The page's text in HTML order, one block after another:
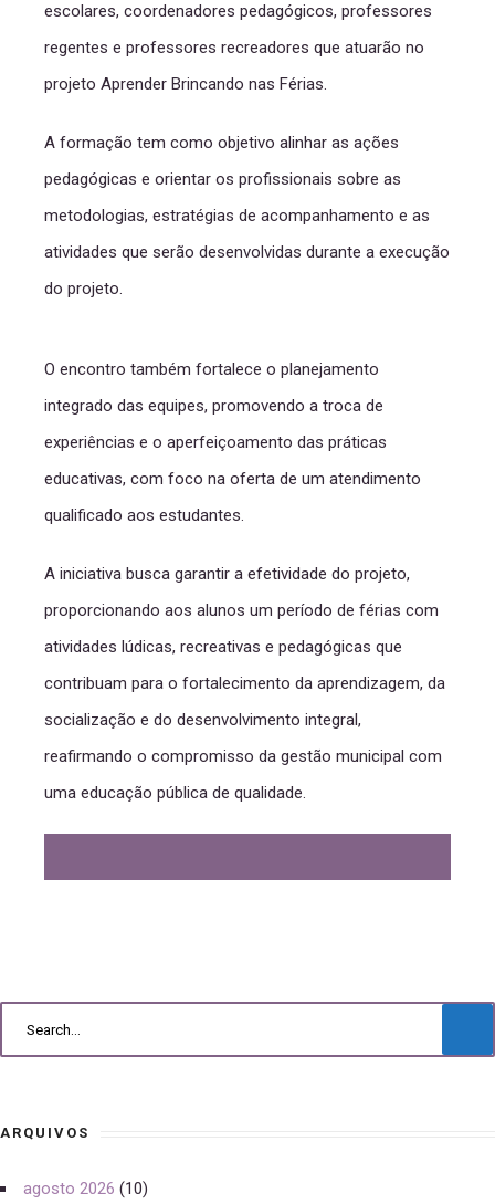
escolares, coordenadores pedagógicos, professores
regentes e professores recreadores que atuarão no
projeto Aprender Brincando nas Férias.
A formação tem como objetivo alinhar as ações
pedagógicas e orientar os profissionais sobre as
metodologias, estratégias de acompanhamento e as
atividades que serão desenvolvidas durante a execução
do projeto.
O encontro também fortalece o planejamento
integrado das equipes, promovendo a troca de
experiências e o aperfeiçoamento das práticas
educativas, com foco na oferta de um atendimento
qualificado aos estudantes.
A iniciativa busca garantir a efetividade do projeto,
proporcionando aos alunos um período de férias com
atividades lúdicas, recreativas e pedagógicas que
contribuam para o fortalecimento da aprendizagem, da
socialização e do desenvolvimento integral,
reafirmando o compromisso da gestão municipal com
uma educação pública de qualidade.
ARQUIVOS
agosto 2026 (10)